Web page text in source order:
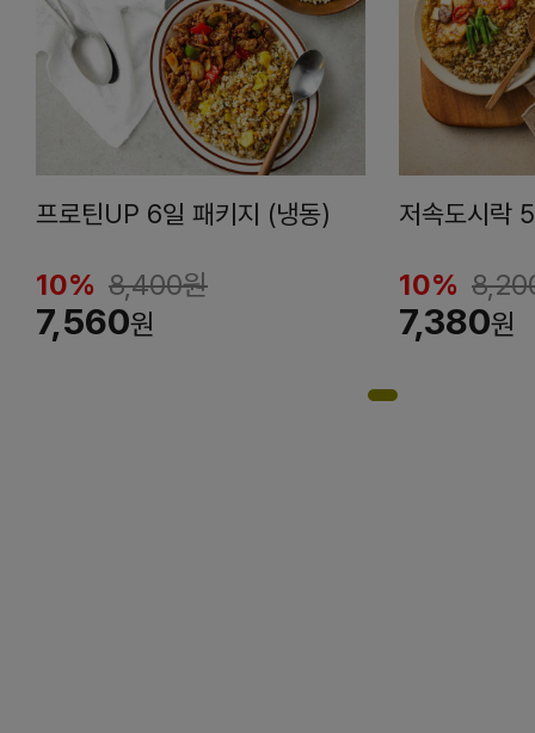
프로틴UP 6일 패키지 (냉동)
10% 8,400원
7,560원
저속도시락
10%
7,380원